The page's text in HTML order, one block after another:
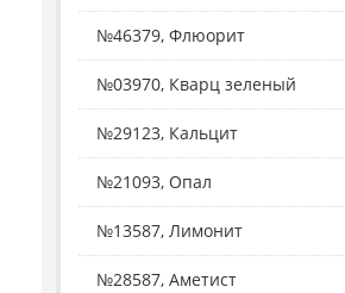
№46379, Флюорит
№03970, Кварц зеленый
№29123, Кальцит
№21093, Опал
№13587, Лимонит
№28587, Аметист